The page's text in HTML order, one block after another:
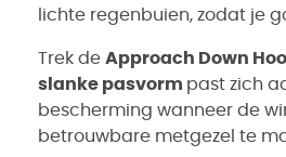
lichte regenbuien, zodat je
Trek de Approach Down
slanke pasvorm past zich
bescherming wanneer de
betrouwbare metgezel te